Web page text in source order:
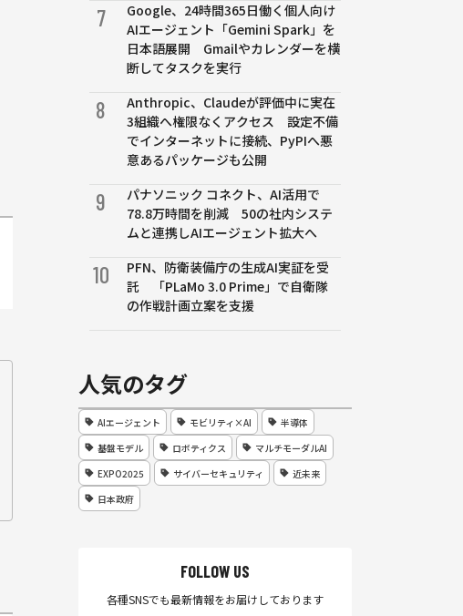
7
Google、24時間365日働く個人向け
AIエージェント「Gemini Spark」を
日本語展開 Gmailやカレンダーを横
断してタスクを実行
8
Anthropic、Claudeが評価中に実在
3組織へ権限なくアクセス 設定不備
でインターネットに接続、PyPIへ悪
意あるパッケージも公開
9
パナソニック コネクト、AI活用で
78.8万時間を削減 50の社内システ
ムと連携しAIエージェント拡大へ
10
PFN、防衛装備庁の生成AI実証を受
託 「PLaMo 3.0 Prime」で自衛隊
の作戦計画立案を支援
人気のタグ
AIエージェント モビリティ×AI
半導体
基盤モデル
ロボティクス
マルチモーダルAI
EXPO2025
サイバーセキュリティ
近未来
日本政府
FOLLOW US
各種SNSでも最新情報をお届けしております